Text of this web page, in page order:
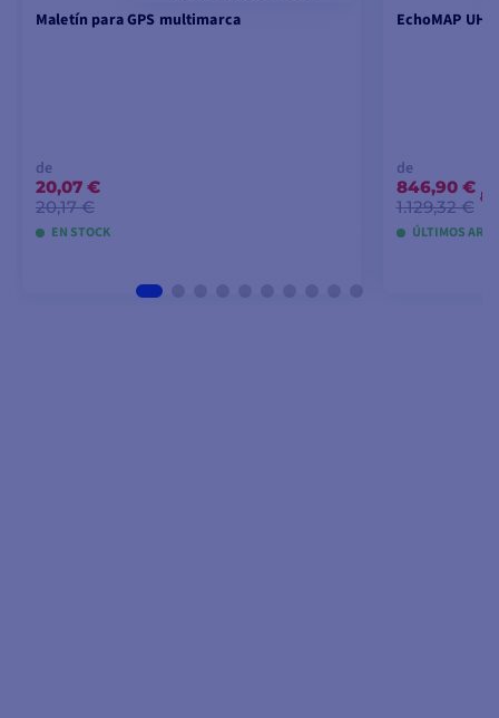
Maletín para GPS multimarca
de
20,07 €
20,17 €
EN STOCK
EchoMAP
de
846,90 €
1.129,32 €
ÚLTIMOS